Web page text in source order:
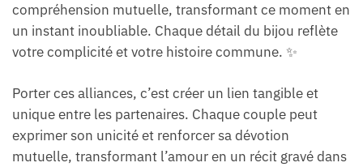
compréhension mutuelle, transformant ce moment en
un instant inoubliable. Chaque détail du bijou reflète
votre complicité et votre histoire commune. ✨
Porter ces alliances, c’est créer un lien tangible et
unique entre les partenaires. Chaque couple peut
exprimer son unicité et renforcer sa dévotion
mutuelle, transformant l’amour en un récit gravé dans